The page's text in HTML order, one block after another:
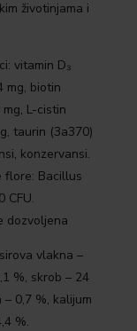
životinjama i
vitamin D₃
mg, biotin
L-cistin
taurin (3a370)
konzervansi.
flore: Bacillus
CFU.
dozvoljena
vlakna –
%, skrob – 24
0,7 %, kalijum
%.